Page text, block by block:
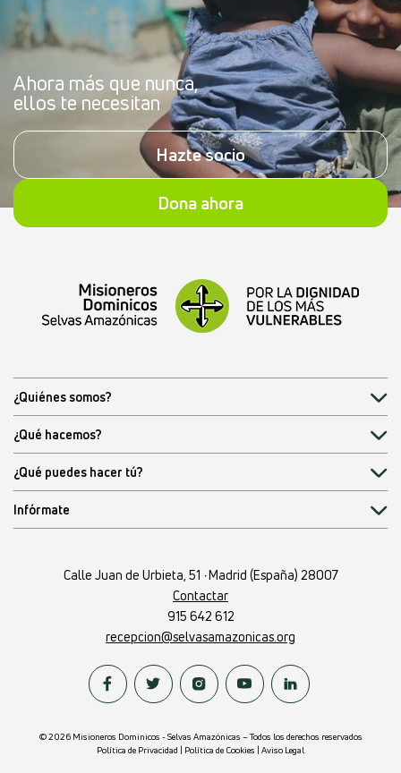
Ahora más que nunca,
ellos te necesitan
Hazte socio
Dona ahora
Calle Juan de Urbieta, 51 ·Madrid (España) 28007
Contactar
915 642 612
recepcion@selvasamazonicas.org
¿Quiénes somos?
¿Qué hacemos?
¿Qué puedes hacer tú?
Infórmate
© 2026 Misioneros Dominicos - Selvas Amazónicas – Todos los derechos reservados
Política de Privacidad | Política de Cookies | Aviso Legal